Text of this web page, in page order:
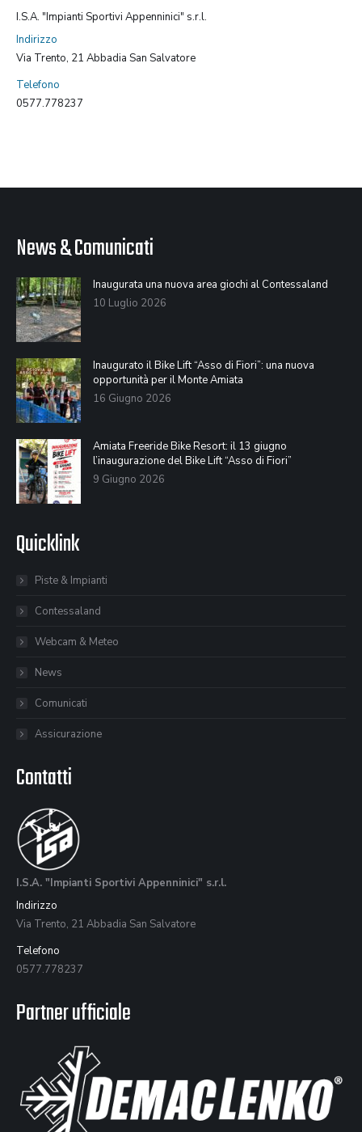
I.S.A. "Impianti Sportivi Appenninici" s.r.l.
Indirizzo
Via Trento, 21 Abbadia San Salvatore
Telefono
0577.778237
News & Comunicati
Inaugurata una nuova area giochi al Contessaland
10 Luglio 2026
Inaugurato il Bike Lift “Asso di Fiori”: una nuova
opportunità per il Monte Amiata
16 Giugno 2026
Amiata Freeride Bike Resort: il 13 giugno
l’inaugurazione del Bike Lift “Asso di Fiori”
9 Giugno 2026
Quicklink
Piste & Impianti
Contessaland
Webcam & Meteo
News
Comunicati
Assicurazione
Contatti
I.S.A. "Impianti Sportivi Appenninici" s.r.l.
Indirizzo
Via Trento, 21 Abbadia San Salvatore
Telefono
0577.778237
Partner ufficiale